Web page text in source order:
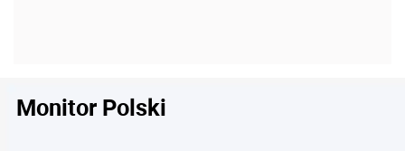
Monitor Polski